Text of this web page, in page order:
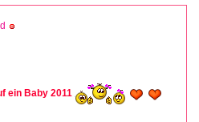
ein Baby 2011